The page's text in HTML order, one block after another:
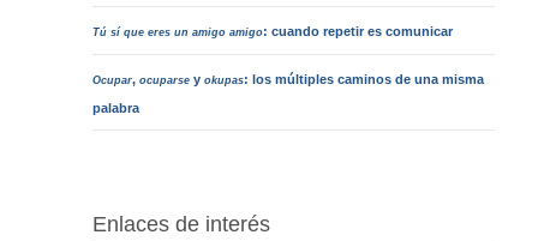
Tú sí que eres un amigo amigo: cuando repetir es comunicar
Ocupar,ocuparse yokupas: los múltiples caminos de una misma
palabra
Enlaces de interés